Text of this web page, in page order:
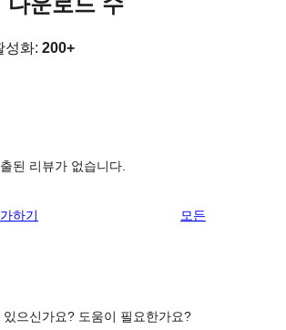
성화: 200+
된 리뷰가 없습니다.
하기 모든
있으신가요? 도움이 필요한가요?